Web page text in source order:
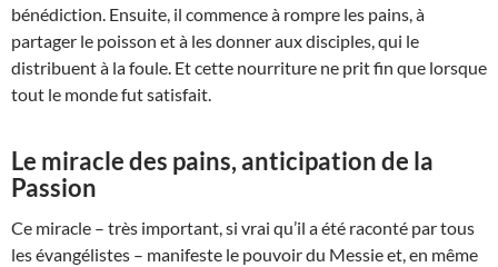
bénédiction. Ensuite, il commence à rompre les pains, à
partager le poisson et à les donner aux disciples, qui le
distribuent à la foule. Et cette nourriture ne prit fin que lorsque
tout le monde fut satisfait.
Le miracle des pains, anticipation de la
Passion
Ce miracle – très important, si vrai qu’il a été raconté par tous
les évangélistes – manifeste le pouvoir du Messie et, en même